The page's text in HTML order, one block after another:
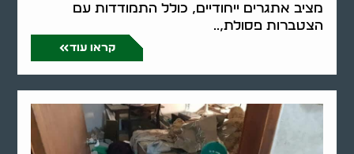
מציב אתגרים ייחודיים, כולל התמודדות עם
הצטברות פסולת,..
קראו עוד